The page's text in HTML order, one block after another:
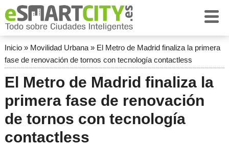
Inicio» Movilidad Urbana» El Metro de Madrid finaliza la primera
fase de renovación de tornos con tecnología contactless
El Metro de Madrid finaliza la
primera fase de renovación
de tornos con tecnología
contactless